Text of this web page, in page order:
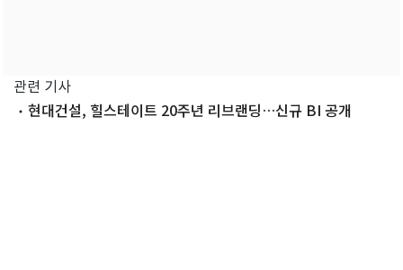
관련 기사
현대건설, 힐스테이트 20주년 리브랜딩…신규 BI 공개